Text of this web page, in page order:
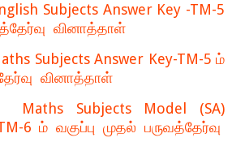
Subjects Answer Key -TM-5
வினாத்தாள்
Subjects Answer Key-TM-5 ம்
வினாத்தாள்
Maths Subjects Model (SA)
6 ம் வகுப்பு முதல் பருவத்தேர்வு